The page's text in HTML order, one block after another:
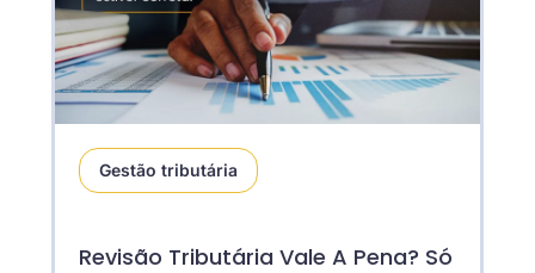
Gestão tributária
Revisão Tributária Vale A Pena? Só